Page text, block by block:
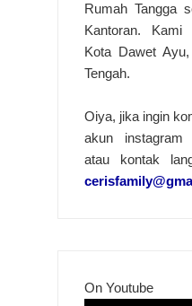
Rumah Tangga
Kantoran.
Kota Dawet
Tengah.
Oiya, jika ingin
akun
atau kontak
On Youtube